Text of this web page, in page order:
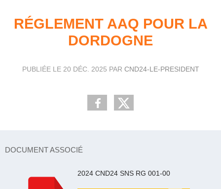
RÉGLEMENT AAQ POUR LA
DORDOGNE
PUBLIÉE LE 20 DÉC. 2025 PAR CND24-LE-PRESIDENT
DOCUMENT ASSOCIÉ
2024 CND24 SNS RG 001-00